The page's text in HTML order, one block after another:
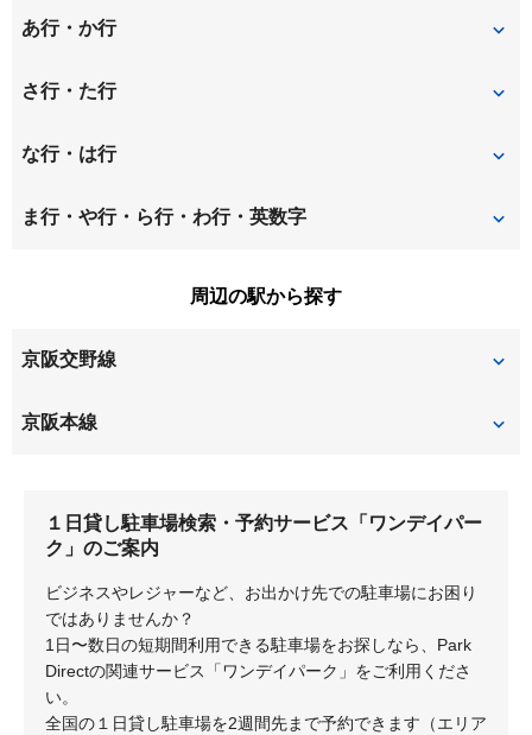
あ行・か行
伊加賀寿町
伊加賀西町
大塚町
唐崎中
菊丘町
香里園山之手町 香里ケ丘
香里西之町 香里南之町
郡元町
さ行・た行
翠香園町
高塚町 竹の内町
な行・は行
渚南町 西禁野
枚方元町
ま行・や行・ら行・わ行・英数字
周辺の駅から探す
京阪交野線
宮之阪
京阪本線
枚方市 香里園
１日貸し駐車場検索・予約サービス「ワンデイパー
ク」のご案内
ビジネスやレジャーなど、お出かけ先での駐車場にお困り
ではありませんか？
1日〜数日の短期間利用できる駐車場をお探しなら、Park
Directの関連サービス「ワンデイパーク」をご利用くださ
い。
全国の１日貸し駐車場を2週間先まで予約できます（エリア